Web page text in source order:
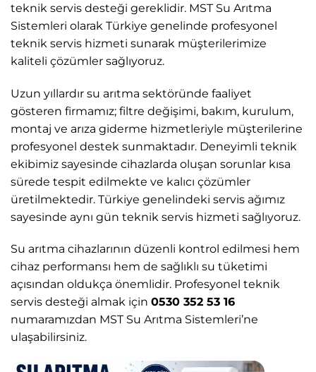
teknik servis desteği gereklidir. MST Su Arıtma
Sistemleri olarak Türkiye genelinde profesyonel
teknik servis hizmeti sunarak müşterilerimize
kaliteli çözümler sağlıyoruz.
Uzun yıllardır su arıtma sektöründe faaliyet
gösteren firmamız; filtre değişimi, bakım, kurulum,
montaj ve arıza giderme hizmetleriyle müşterilerine
profesyonel destek sunmaktadır. Deneyimli teknik
ekibimiz sayesinde cihazlarda oluşan sorunlar kısa
sürede tespit edilmekte ve kalıcı çözümler
üretilmektedir. Türkiye genelindeki servis ağımız
sayesinde aynı gün teknik servis hizmeti sağlıyoruz.
Su arıtma cihazlarının düzenli kontrol edilmesi hem
cihaz performansı hem de sağlıklı su tüketimi
açısından oldukça önemlidir. Profesyonel teknik
servis desteği almak için 0530 352 53 16
numaramızdan MST Su Arıtma Sistemleri’ne
ulaşabilirsiniz.